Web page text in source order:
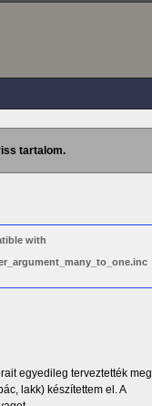
tartalom.
with
egyedileg terveztették meg
lakk) készítettem el. A